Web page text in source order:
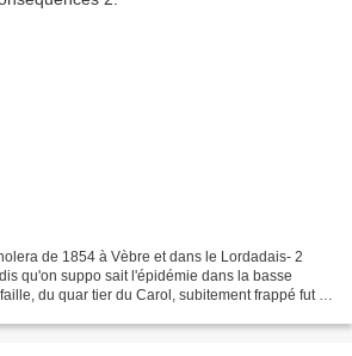
de 1854 à Vèbre et dans le Lordadais- 2
qu'on suppo sait l'épidémie dans la basse
du quar tier du Carol, subitement frappé fut la